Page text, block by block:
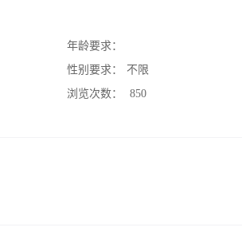
年龄要求：
性别要求：
不限
浏览次数：
850